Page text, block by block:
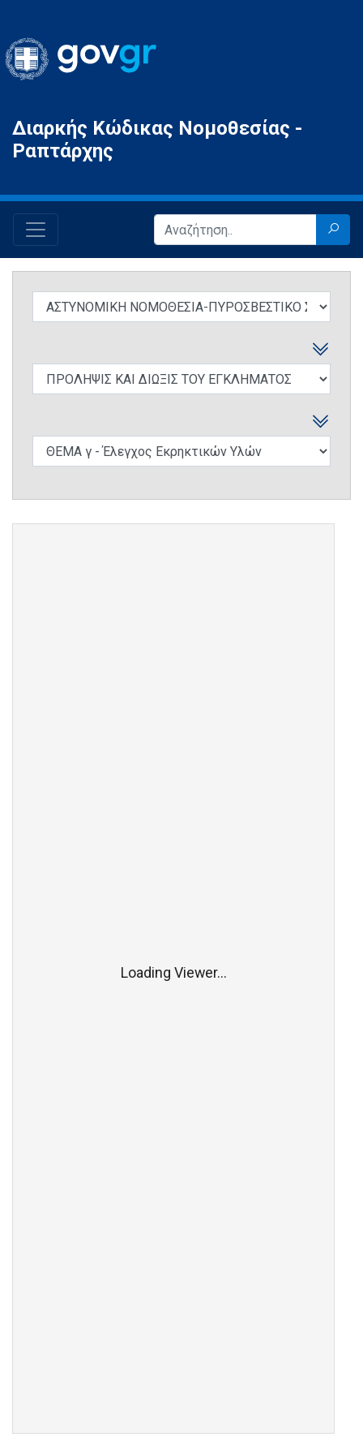
Gov.gr
Διαρκής Κώδικας Νομοθεσίας -
Ραπτάρχης
Loading Viewer...